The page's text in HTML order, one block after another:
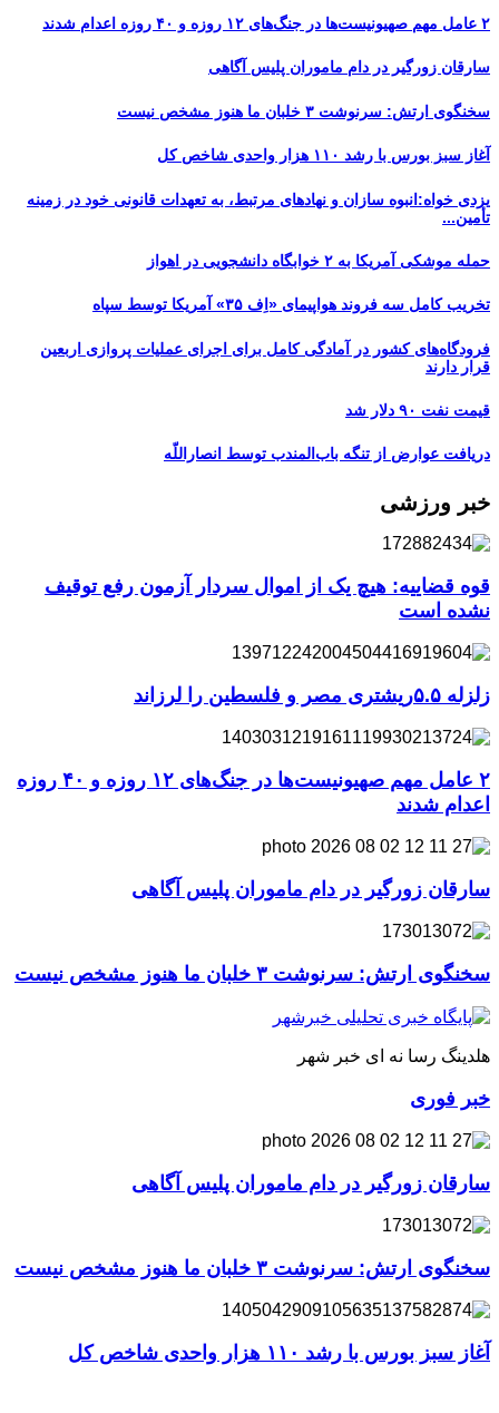
۲ عامل مهم صهیونیست‌ها در جنگ‌های ۱۲ روزه و ۴۰ روزه اعدام شدند
سارقان زورگیر در دام ماموران پلیس آگاهی
سخنگوی ارتش: سرنوشت ۳ خلبان ما هنوز مشخص نیست
آغاز سبز بورس با رشد ۱۱۰ هزار واحدی شاخص کل
یزدی خواه:انبوه سازان و نهادهای مرتبط، به تعهدات قانونی خود در زمینه
تأمین...
حمله موشکی آمریکا به ۲ خوابگاه دانشجویی در اهواز
تخریب کامل سه فروند هواپیمای «اِف ۳۵» آمریکا توسط سپاه
فرودگاه‌های کشور در آمادگی کامل برای اجرای عملیات پروازی اربعین
قرار دارند
قیمت نفت ۹۰ دلار شد
دریافت عوارض از تنگه باب‌المندب توسط انصاراللّه
خبر ورزشی
قوه قضاییه: هیچ یک از اموال سردار آزمون رفع توقیف
نشده است
زلزله ۵.۵ریشتری مصر و فلسطین را لرزاند
۲ عامل مهم صهیونیست‌ها در جنگ‌های ۱۲ روزه و ۴۰ روزه
اعدام شدند
سارقان زورگیر در دام ماموران پلیس آگاهی
سخنگوی ارتش: سرنوشت ۳ خلبان ما هنوز مشخص نیست
هلدینگ رسا نه ای خبر شهر
خبر فوری
سارقان زورگیر در دام ماموران پلیس آگاهی
سخنگوی ارتش: سرنوشت ۳ خلبان ما هنوز مشخص نیست
آغاز سبز بورس با رشد ۱۱۰ هزار واحدی شاخص کل